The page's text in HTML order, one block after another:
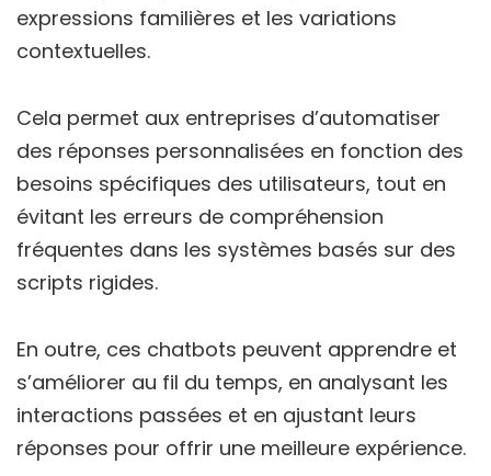
expressions familières et les variations
contextuelles.
Cela permet aux entreprises d’automatiser
des réponses personnalisées en fonction des
besoins spécifiques des utilisateurs, tout en
évitant les erreurs de compréhension
fréquentes dans les systèmes basés sur des
scripts rigides.
En outre, ces chatbots peuvent apprendre et
s’améliorer au fil du temps, en analysant les
interactions passées et en ajustant leurs
réponses pour offrir une meilleure expérience.